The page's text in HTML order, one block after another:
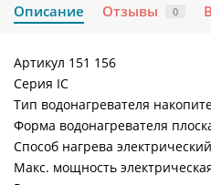
Описание Отзывы 0
Артикул 151 156
Серия IC
Тип водонагревателя
Форма водонагревателя
Способ нагрева электрический
Макс. мощность